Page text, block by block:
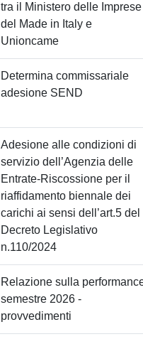
tra il Ministero delle
del Made in Italy e
Unioncame
Determina commissariale
adesione SEND
Adesione alle condizioni di
servizio dell’Agenzia delle
Entrate-Riscossione per il
riaffidamento biennale dei
carichi ai sensi dell’art.5 del
Decreto Legislativo
n.110/2024
Relazione sulla performance
semestre 2026 -
provvedimenti